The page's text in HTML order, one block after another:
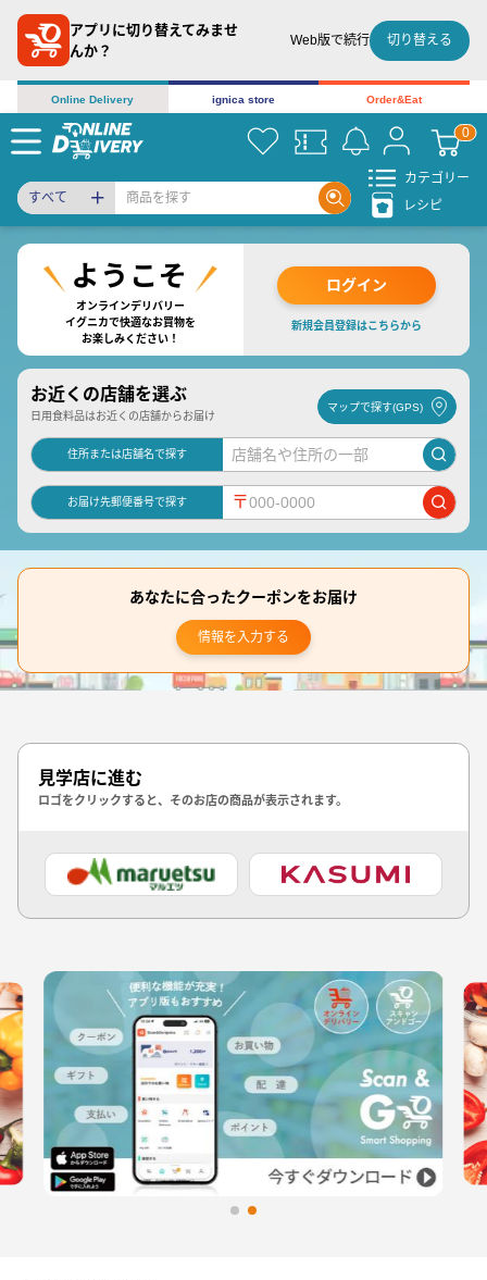
アプリに切り替えてみませ
んか？
Web版で続行 切り替える
Online Delivery ignica store Order&Eat
すべて
カテゴリー
レシピ
オンラインデリバリー
イグニカで快適なお買物を
お楽しみください！
ログイン
新規会員登録はこちらから
お近くの店舗を選ぶ
日用食料品はお近くの店舗からお届け
マップで探す(GPS)
住所または店舗名で探す
お届け先郵便番号で探す 〒
あなたに合ったクーポンをお届け
情報を入力する
見学店に進む
ロゴをクリックすると、そのお店の商品が表示されます。